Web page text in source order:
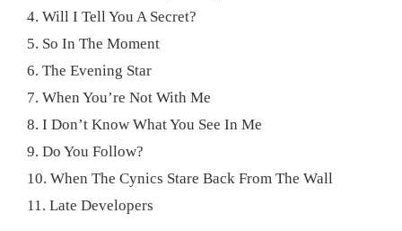
4. Will I Tell You A Secret?
5. So In The Moment
6. The Evening Star
7. When You’re Not With Me
8. I Don’t Know What You See In Me
9. Do You Follow?
10. When The Cynics Stare Back From The Wall
11. Late Developers